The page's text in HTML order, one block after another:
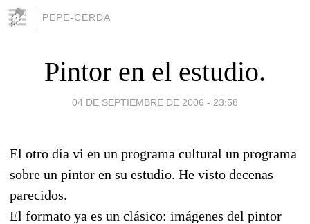
PEPE-CERDA
Pintor en el estudio.
04 DE SEPTIEMBRE DE 2006 - 23:58
El otro día vi en un programa cultural un programa
sobre un pintor en su estudio. He visto decenas
parecidos.
El formato ya es un clásico: imágenes del pintor